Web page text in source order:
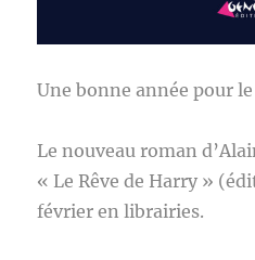
Une bonne année pour le
Le nouveau roman
« Le Rêve de Harry »
février en librairies.